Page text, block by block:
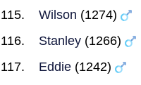
Wilson (1274)
Stanley (1266)
Eddie (1242)